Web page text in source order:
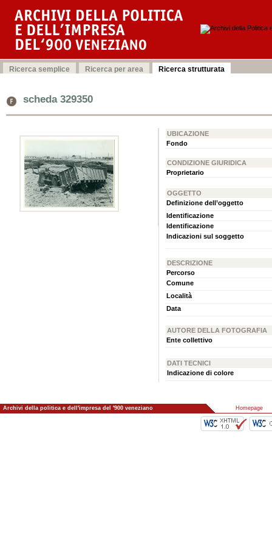
scheda 329350
UBICAZIONE
Fondo
CONDIZIONE GIURIDICA
Proprietario
OGGETTO
Definizione dell’oggetto
Identificazione
Identificazione
Indicazioni sul soggetto
DESCRIZIONE
Percorso
Comune
Località
Data
AUTORE DELLA FOTOGRAFIA
Ente collettivo
DATI TECNICI
Indicazione di colore
Archivi della politica e dell'impresa del '900 veneziano Homepage